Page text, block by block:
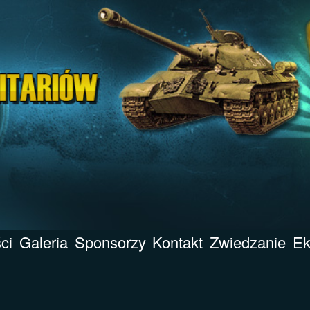
Galeria Sponsorzy Kontakt Zwiedzanie